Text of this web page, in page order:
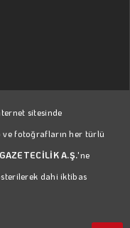
sitesinde
ve fotoğrafların her türlü
A.Ş.'ne
dahi iktibas